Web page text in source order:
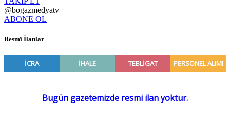
@bogazmedyatv
ABONE OL
Resmî İlanlar